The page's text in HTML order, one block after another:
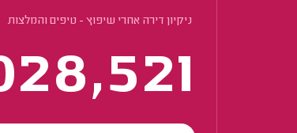
ניקיון דירה אחרי שיפוץ - טיפים והמלצות